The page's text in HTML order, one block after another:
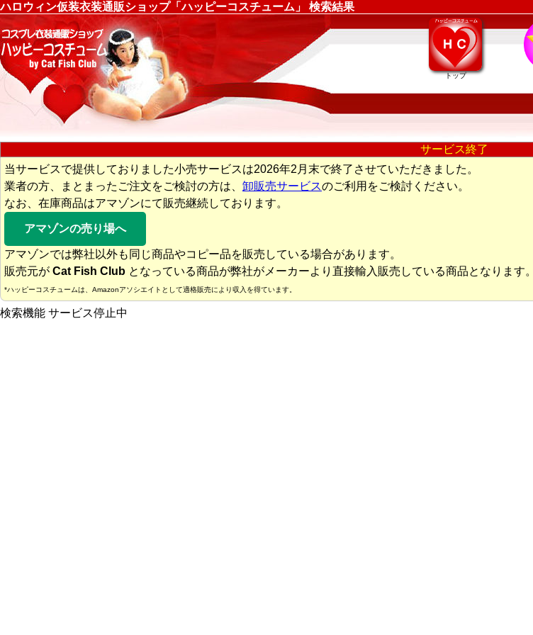
ハロウィン仮装衣装通販ショップ「ハッピーコスチューム」 検索結果
トップ
サービス終了
当サービスで提供しておりました小売サービスは2026年2月末で終了させていただきました。
業者の方、まとまったご注文をご検討の方は、 卸販売サービスのご利用をご検討ください。
なお、在庫商品はアマゾンにて販売継続しております。
アマゾンの売り場へ
アマゾンでは弊社以外も同じ商品やコピー品を販売している場合があります。
販売元が Cat Fish Club となっている商品が弊社がメーカーより直接輸入販売している商品となります。
*ハッピーコスチュームは、Amazonアソシエイトとして適格販売により収入を得ています。
検索機能 サービス停止中